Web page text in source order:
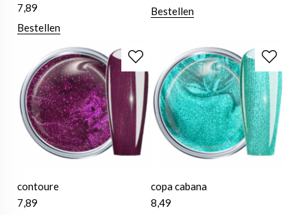
7,89
Bestellen
Bestellen
contoure
7,89
copa cabana
8,49